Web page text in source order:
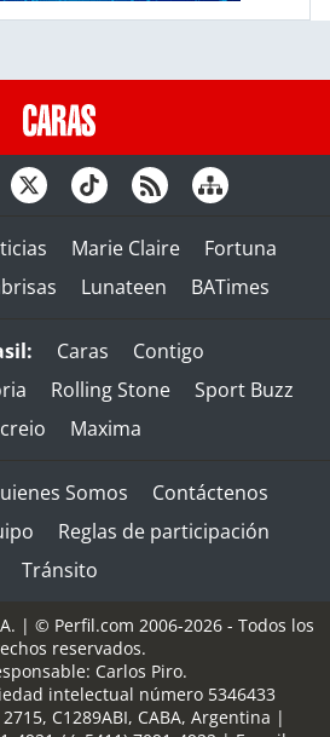
Marie Claire
Fortuna
Lunateen BATimes
Caras
Contigo
Rolling Stone
Sport Buzz
Maxima
Somos
Contáctenos
Reglas de participación
Tránsito
| © Perfil.com 2006-2026 - Todos los
reservados.
Carlos Piro.
intelectual número 5346433
, C1289ABI, CABA, Argentina |